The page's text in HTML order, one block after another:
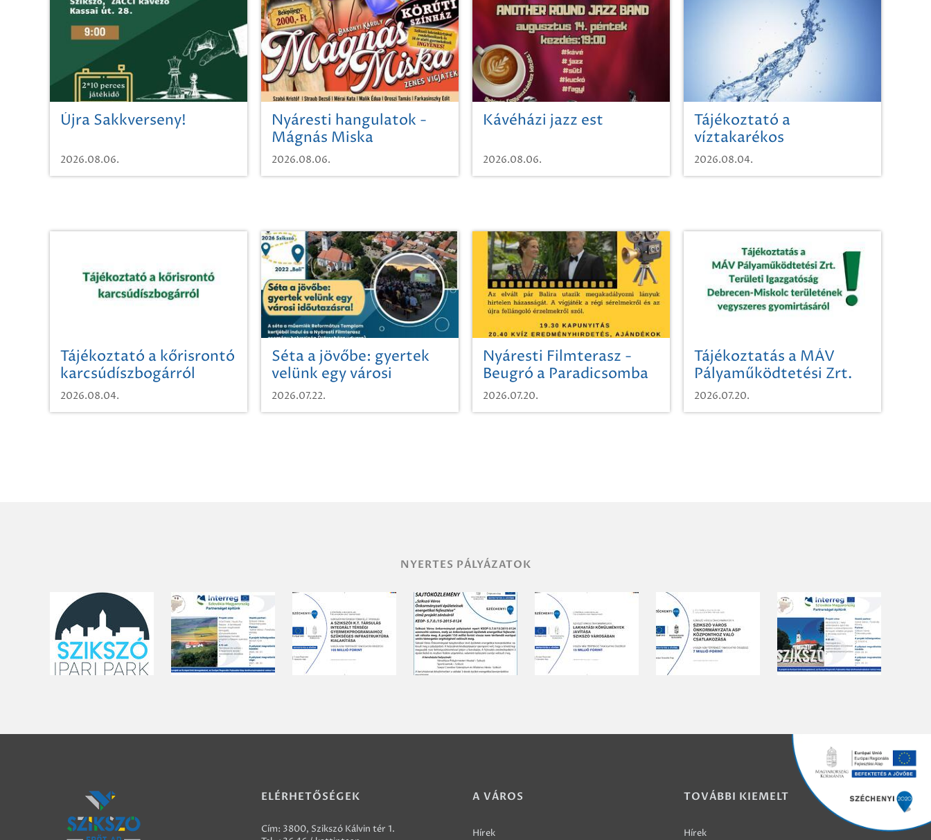
Újra Sakkverseny!
2026.08.06.
Nyáresti hangulatok -
Mágnás Miska
2026.08.06.
Kávéházi jazz est
2026.08.06.
Tájékoztató a
víztakarékos
vízhasználatról
2026.08.04.
Tájékoztató a kőrisrontó
karcsúdíszbogárról
2026.08.04.
Séta a jövőbe: gyertek
velünk egy városi
időutazásra!
2026.07.22.
Nyáresti Filmterasz -
Beugró a Paradicsomba
2026.07.20.
Tájékoztatás a MÁV
Pályaműködtetési Zrt.
Területi Igazgatóság
Debrecen-Miskolc
2026.07.20.
NYERTES PÁLYÁZATOK
ELÉRHETŐSÉGEK
Cím: 3800, Szikszó Kálvin tér 1.
A VÁROS
Hírek
TOVÁBBI KIEMELT
Hírek